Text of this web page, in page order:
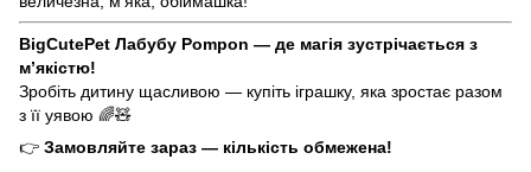
BigCutePet Лабубу Pompon — де магія зустрічається з
м’якістю!
Зробіть дитину щасливою — купіть іграшку, яка зростає разом
з її уявою 🌈🧸
👉 Замовляйте зараз — кількість обмежена!